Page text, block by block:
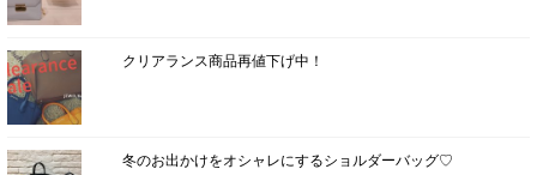
クリアランス商品再値下げ中！
冬のお出かけをオシャレにするショルダーバッグ♡